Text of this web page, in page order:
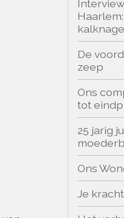
De
zeep
Ons
tot
25 jarig
Ons
Je